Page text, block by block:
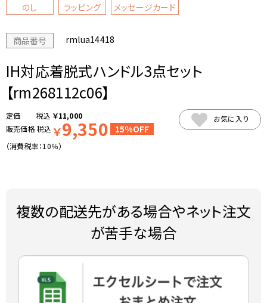
のし ラッピング メッセージカード
商品番号 rmlua14418
IH対応着脱式ハンドル3点セット
【rm268112c06】
税込 ￥11,000
販売価格税込 ￥9,350 15%OFF
（消費税率：10％）
お気に入り
複数の配送先がある場合やネット注文
が苦手な場合